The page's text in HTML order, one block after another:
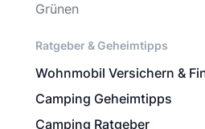
Grünen
Ratgeber & Geheimtipps
Wohnmobil Versichern &
Camping Geheimtipps
Camping Ratgeber